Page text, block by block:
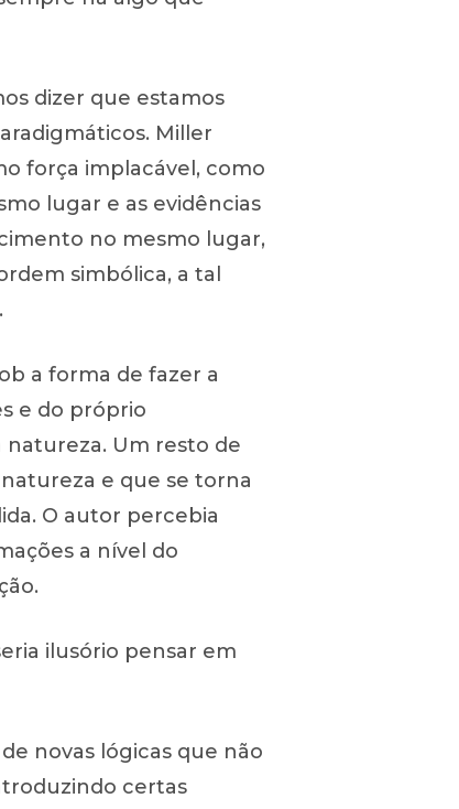
dizer que estamos
Miller
força implacável, como
lugar e as evidências
no mesmo lugar,
simbólica, a tal
a forma de fazer a
e do próprio
natureza. Um resto de
e que se torna
O autor percebia
a nível do
ilusório pensar em
novas lógicas que não
certas